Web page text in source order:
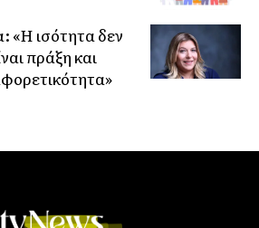
«Η ισότητα δεν
πράξη και